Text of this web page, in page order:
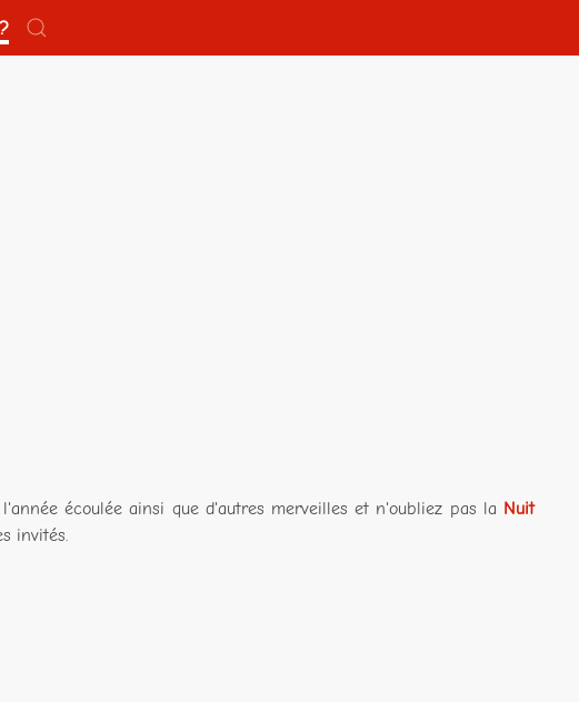
écoulée ainsi que d'autres merveilles et n'oubliez pas la Nuit
invités.